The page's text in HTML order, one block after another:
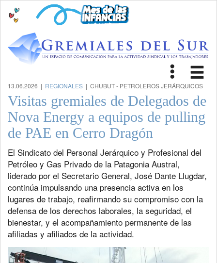
Toggle
13.06.2026 | REGIONALES | CHUBUT - PETROLEROS JERÁRQUICOS
Visitas gremiales de Delegados de
Nova Energy a equipos de pulling
de PAE en Cerro Dragón
El Sindicato del Personal Jerárquico y Profesional del
Petróleo y Gas Privado de la Patagonia Austral,
liderado por el Secretario General, José Dante Llugdar,
continúa impulsando una presencia activa en los
lugares de trabajo, reafirmando su compromiso con la
defensa de los derechos laborales, la seguridad, el
bienestar, y el acompañamiento permanente de las
afiliadas y afiliados de la actividad.
Previous